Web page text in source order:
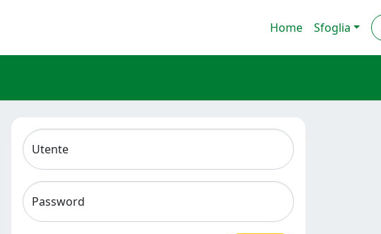
Home Sfoglia
Utente
Password